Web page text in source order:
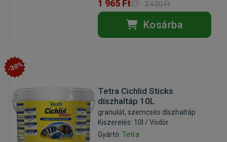
1 965 Ft 2 620 Ft
Kosárba
-30%
Tetra Cichlid Sticks
díszhaltáp 10L
granulát, szemcsés díszhaltáp
Kiszerelés: 10l / Vödör
Gyártó: Tetra